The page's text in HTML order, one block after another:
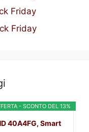
Friday
Friday
- SCONTO DEL 13%
40A4FG, Smart